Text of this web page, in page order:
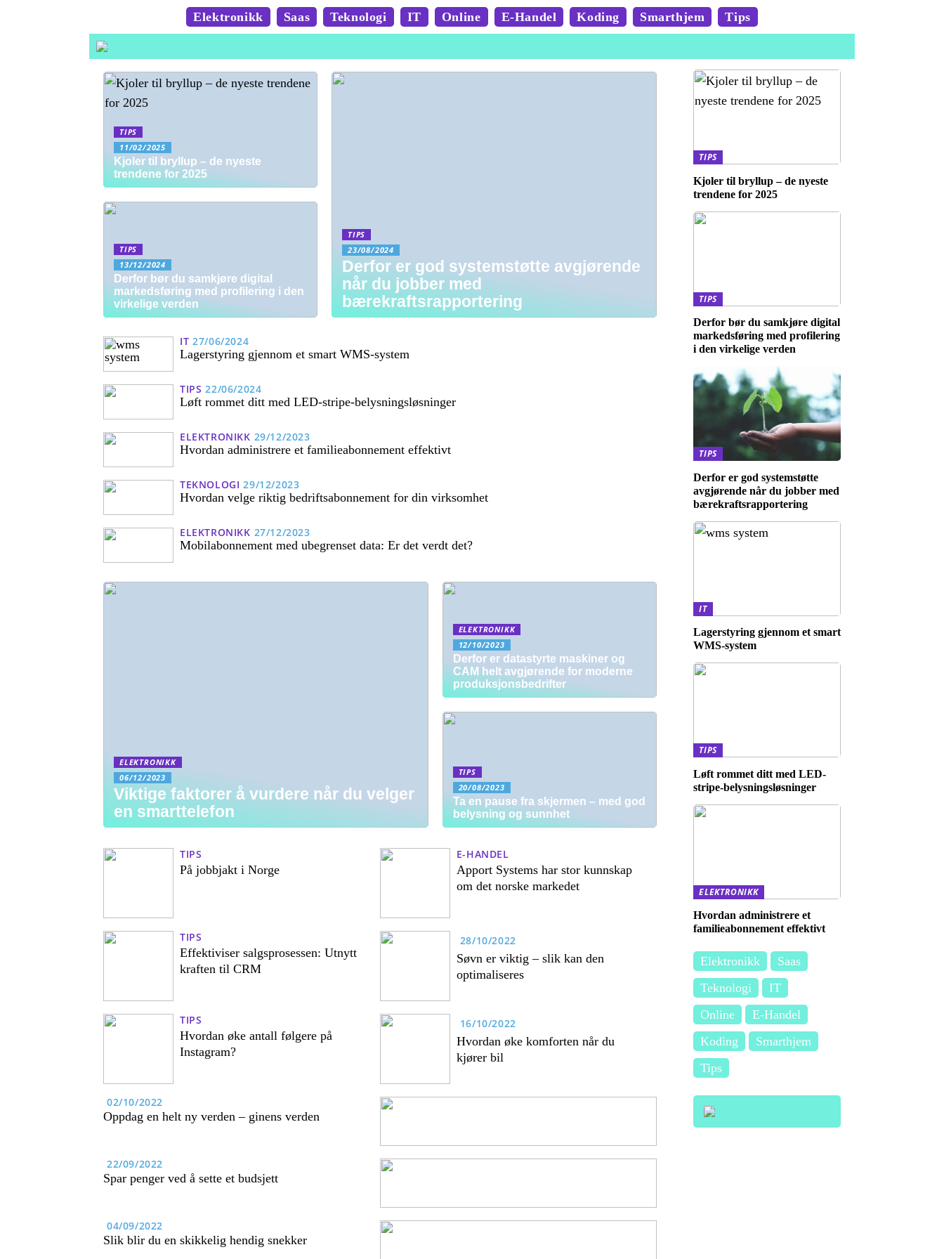
Elektronikk Saas Teknologi IT Online E-Handel Koding Smarthjem Tips
TIPS
11/02/2025
Kjoler til bryllup – de nyeste
trendene for 2025
TIPS
13/12/2024
Derfor bør du samkjøre digital
markedsføring med profilering i den
virkelige verden
TIPS
23/08/2024
Derfor er god systemstøtte avgjørende
når du jobber med
bærekraftsrapportering
IT 27/06/2024
Lagerstyring gjennom et smart WMS-system
TIPS 22/06/2024
Løft rommet ditt med LED-stripe-belysningsløsninger
ELEKTRONIKK 29/12/2023
Hvordan administrere et familieabonnement effektivt
TEKNOLOGI 29/12/2023
Hvordan velge riktig bedriftsabonnement for din virksomhet
ELEKTRONIKK 27/12/2023
Mobilabonnement med ubegrenset data: Er det verdt det?
ELEKTRONIKK
06/12/2023
Viktige faktorer å vurdere når du velger
en smarttelefon
ELEKTRONIKK
12/10/2023
Derfor er datastyrte maskiner og
CAM helt avgjørende for moderne
produksjonsbedrifter
TIPS
20/08/2023
Ta en pause fra skjermen – med god
belysning og sunnhet
TIPS
På jobbjakt i Norge
TIPS
Effektiviser salgsprosessen: Utnytt
kraften til CRM
TIPS
Hvordan øke antall følgere på
Instagram?
E-HANDEL
Apport Systems har stor kunnskap
om det norske markedet
28/10/2022
Søvn er viktig – slik kan den
optimaliseres
16/10/2022
Hvordan øke komforten når du
kjører bil
02/10/2022
Oppdag en helt ny verden – ginens verden
22/09/2022
Spar penger ved å sette et budsjett
04/09/2022
Slik blir du en skikkelig hendig snekker
TIPS
Kjoler til bryllup – de nyeste
trendene for 2025
TIPS
Derfor bør du samkjøre digital
markedsføring med profilering
i den virkelige verden
TIPS
Derfor er god systemstøtte
avgjørende når du jobber med
bærekraftsrapportering
IT
Lagerstyring gjennom et smart
WMS-system
TIPS
Løft rommet ditt med LED-
stripe-belysningsløsninger
ELEKTRONIKK
Hvordan administrere et
familieabonnement effektivt
Elektronikk
Saas
Teknologi
IT
Online
E-Handel
Koding
Smarthjem
Tips